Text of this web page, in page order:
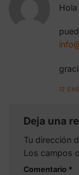
Hola
12
Deja una
Tu dirección
Los campos
Comentario *